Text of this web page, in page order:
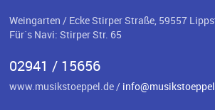
Weingarten / Ecke Stirper Straße, 59557
Für`s Navi: Stirper Str. 65
02941 / 15656
www.musikstoeppel.de /